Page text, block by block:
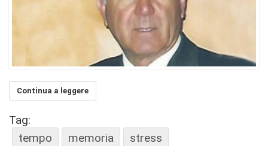
Continua a leggere
Tag:
tempo
memoria
stress